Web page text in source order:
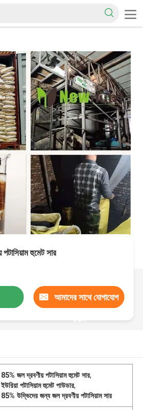
হুমেট সার
আমাদের সাথে যোগাযোগ
করুন
85% জল দ্রবণীয় পটাসিয়াম হুমেট সার,
ইউরিয়া পটাসিয়াম হুমেট পাউডার,
85% উদ্ভিদের জন্য জল দ্রবণীয় পটাসিয়াম সার